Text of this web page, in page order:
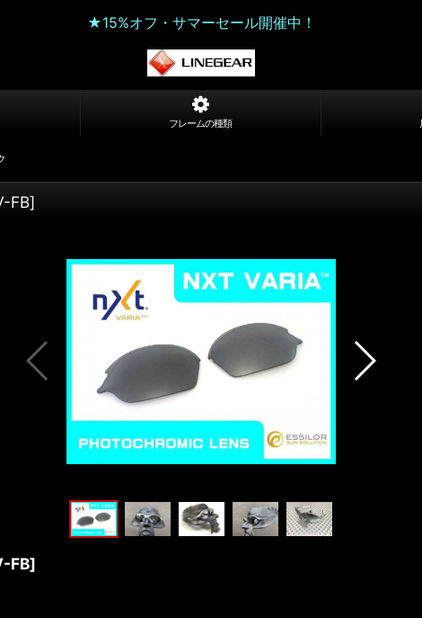
★15%オフ・サマーセール開催中！
フレームの種類
FB]
FB]